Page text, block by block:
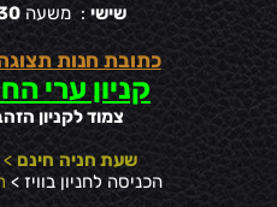
שישי: משעה
כתובת חנות
קניון ערי
צמוד לקניון
שעת חניה חינם >
הכניסה לחניון בוויז >